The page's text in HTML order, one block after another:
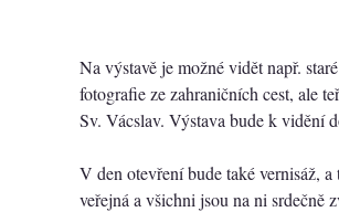
Na výstavě je možné vidět např.
fotografie ze zahraničních cest, ale
Sv. Vácslav. Výstava bude k vidění
V den otevření bude také vernisáž,
veřejná a všichni jsou na ni srdečně